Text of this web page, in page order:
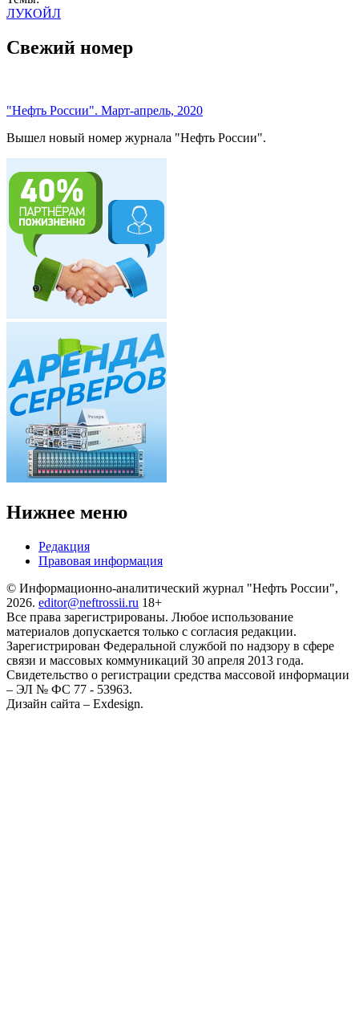
ЛУКОЙЛ
Свежий номер
"Нефть России". Март-апрель, 2020
Вышел новый номер журнала "Нефть России".
Нижнее меню
Редакция
Правовая информация
© Информационно-аналитический журнал "Нефть России",
2026. editor@neftrossii.ru 18+
Все права зарегистрированы. Любое использование
материалов допускается только с согласия редакции.
Зарегистрирован Федеральной службой по надзору в сфере
связи и массовых коммуникаций 30 апреля 2013 года.
Свидетельство о регистрации средства массовой информации
– ЭЛ № ФС 77 - 53963.
Дизайн сайта – Exdesign.